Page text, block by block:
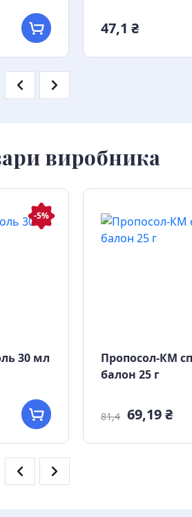
47,1 ₴
виробника
-5%
30 мл
Пропосол-КМ
балон 25 г
81,4 69,19 ₴